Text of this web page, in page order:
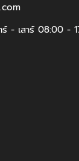
ร์ - เสาร์ 08:00 -